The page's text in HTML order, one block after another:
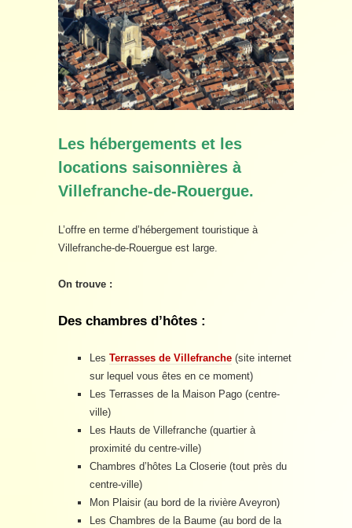
Les hébergements et les
locations saisonnières à
Villefranche-de-Rouergue.
L’offre en terme d’hébergement touristique à
Villefranche-de-Rouergue est large.
On trouve :
Des chambres d’hôtes :
Les Terrasses de Villefranche (site internet
sur lequel vous êtes en ce moment)
Les Terrasses de la Maison Pago (centre-
ville)
Les Hauts de Villefranche (quartier à
proximité du centre-ville)
Chambres d’hôtes La Closerie (tout près du
centre-ville)
Mon Plaisir (au bord de la rivière Aveyron)
Les Chambres de la Baume (au bord de la